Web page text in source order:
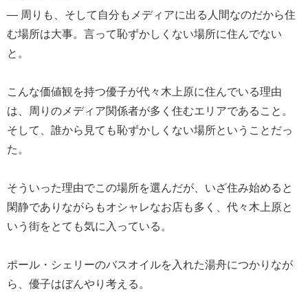
― 周りも、そして自分もメディアに出る人間なのだから住
む場所は大事。言って恥ずかしくない場所に住んでない
と。
こんな価値観を持つ優子が代々木上原に住んでいる理由
は、周りのメディア関係者が多く住むエリアであること。
そして、誰から見ても恥ずかしくない場所ということだっ
た。
そういった理由でこの場所を選んだが、いざ住み始めると
閑静でありながらもオシャレなお店も多く、代々木上原と
いう街をとても気に入っている。
ポール・シェリーのバスオイルを入れた湯舟につかりなが
ら、優子はぼんやり考える。